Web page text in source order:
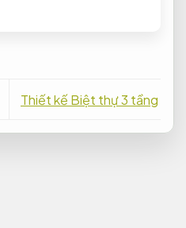
Thiết kế Biệt thự 3 tầng